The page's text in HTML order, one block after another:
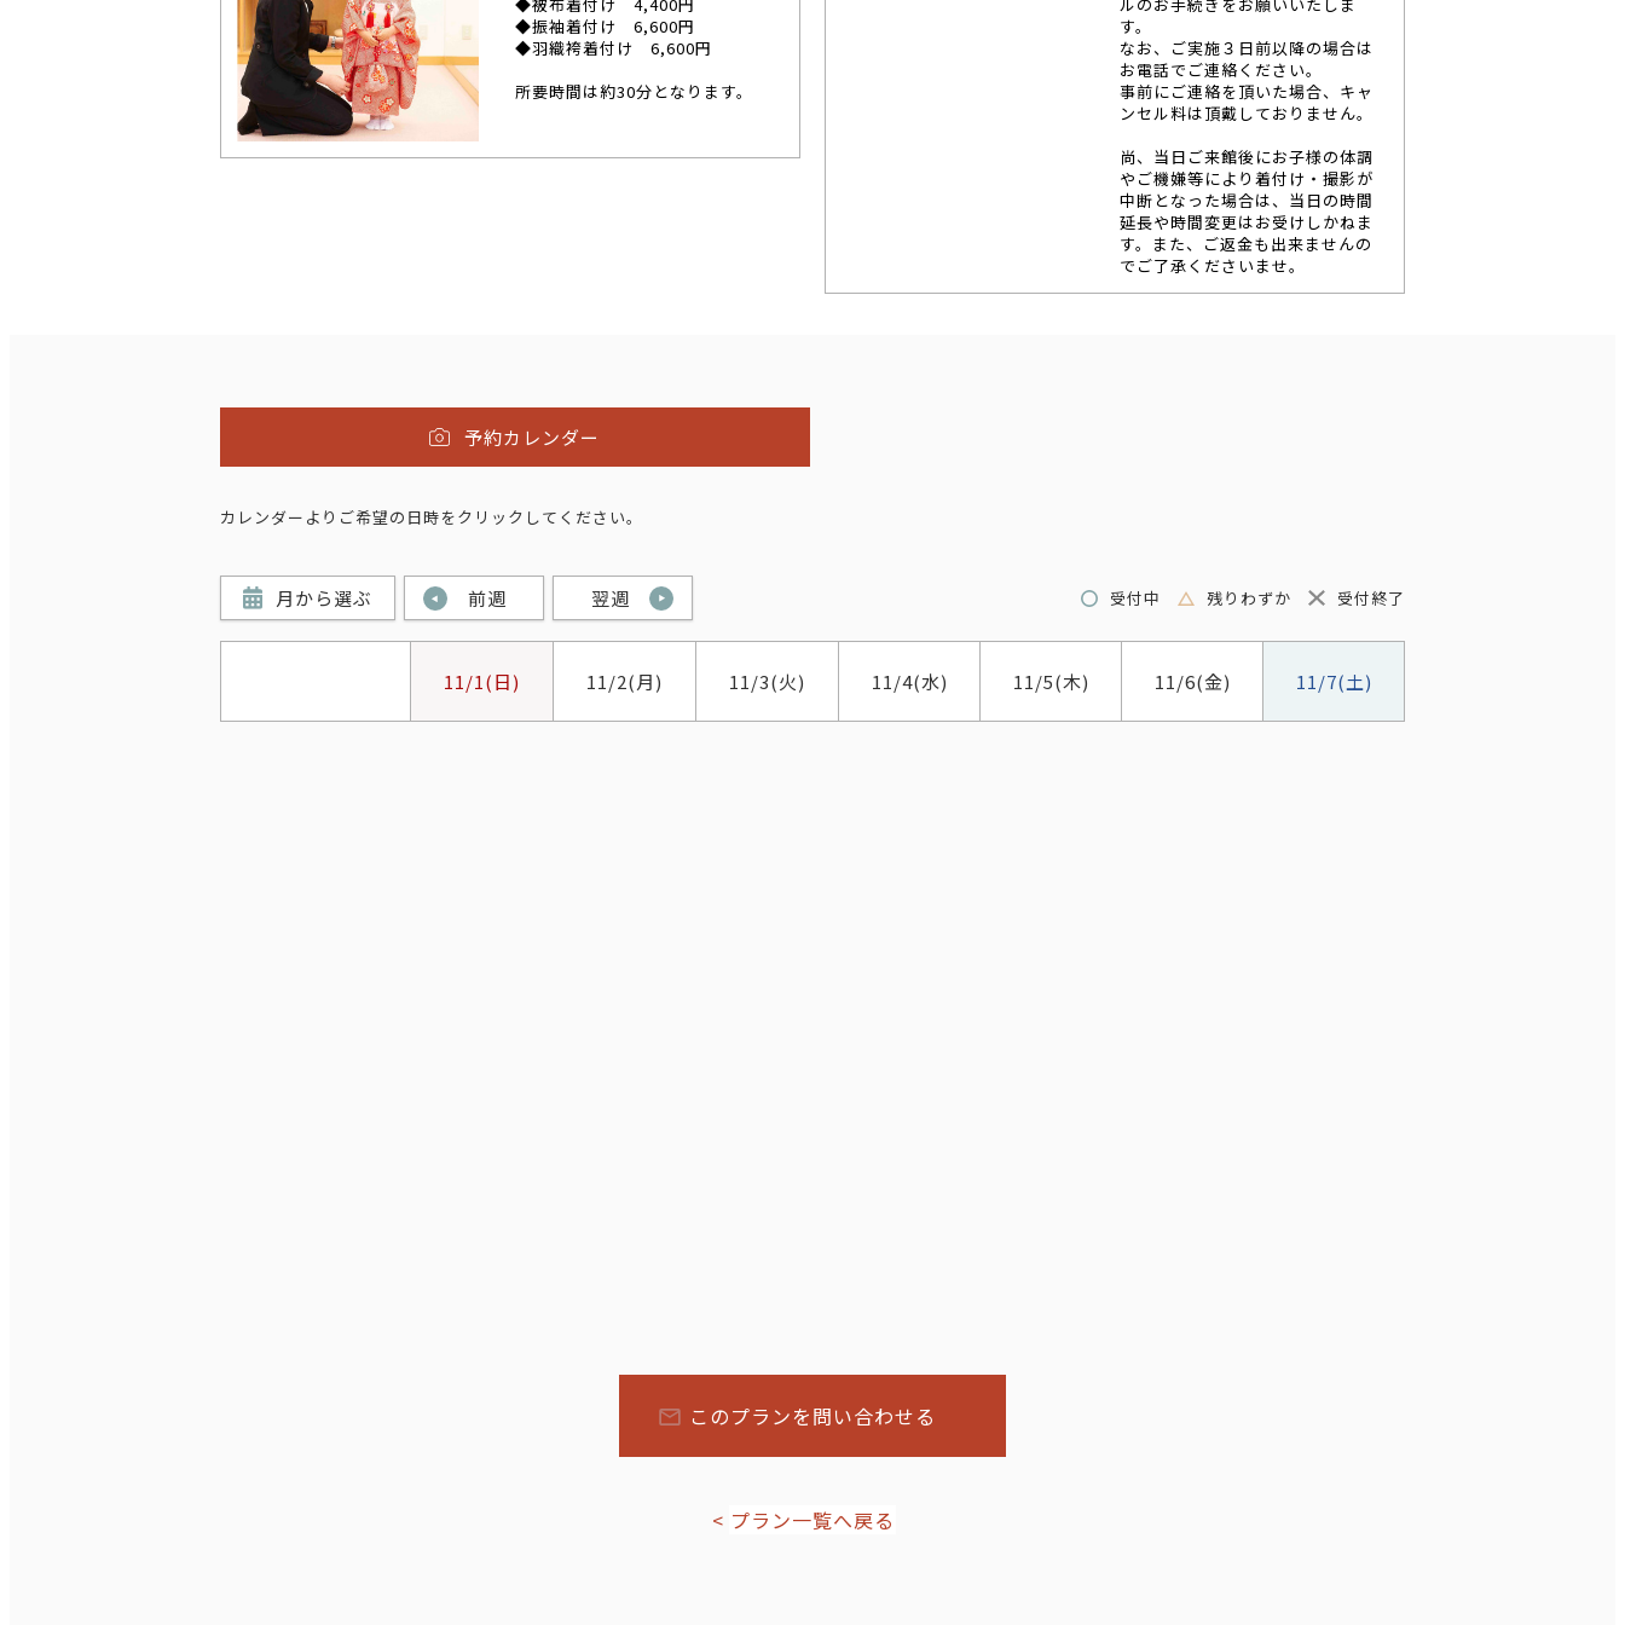
◆振袖着付け 6,600円
◆羽織袴着付け 6,600円
所要時間は約30分となります。
す。
なお、ご実施３日前以降の場合は
お電話でご連絡ください。
事前にご連絡を頂いた場合、キャ
ンセル料は頂戴しておりません。
尚、当日ご来館後にお子様の体調
やご機嫌等により着付け・撮影が
中断となった場合は、当日の時間
延長や時間変更はお受けしかねま
す。また、ご返金も出来ませんの
でご了承くださいませ。
予約カレンダー
カレンダーよりご希望の日時をクリックしてください。
月から選ぶ 前週 翌週 受付中 残りわずか 受付終了
11/1(日) 11/2(月) 11/3(火) 11/4(水) 11/5(木) 11/6(金) 11/7(土)
このプランを問い合わせる
プラン一覧へ戻る